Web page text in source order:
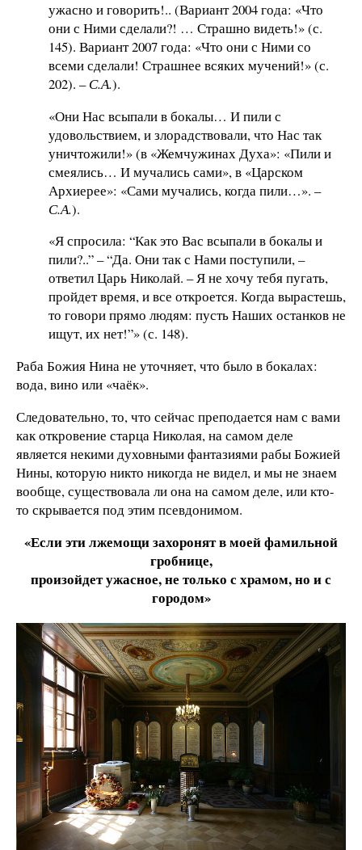
ужасно и говорить!.. (Вариант 2004 года: «Что
они с Ними сделали?! … Страшно видеть!» (с.
145). Вариант 2007 года: «Что они с Ними со
всеми сделали! Страшнее всяких мучений!» (с.
202). –С.А.).
«Они Нас всыпали в бокалы… И пили с
удовольствием, и злорадствовали, что Нас так
уничтожили!» (в «Жемчужинах Духа»: «Пили и
смеялись… И мучались сами», в «Царском
Архиерее»: «Сами мучались, когда пили…». –
С.А.).
«Я спросила: “Как это Вас всыпали в бокалы и
пили?..” – “Да. Они так с Нами поступили, –
ответил Царь Николай. – Я не хочу тебя пугать,
пройдет время, и все откроется. Когда вырастешь,
то говори прямо людям: пусть Наших останков не
ищут, их нет!”» (с. 148).
Раба Божия Нина не уточняет, что было в бокалах:
вода, вино или «чаёк».
Следовательно, то, что сейчас преподается нам с вами
как откровение старца Николая, на самом деле
является некими духовными фантазиями рабы Божией
Нины, которую никто никогда не видел, и мы не знаем
вообще, существовала ли она на самом деле, или кто-
то скрывается под этим псевдонимом.
«Если эти лжемощи захоронят в моей фамильной
гробнице,
произойдет ужасное, не только с храмом, но и с
городом»